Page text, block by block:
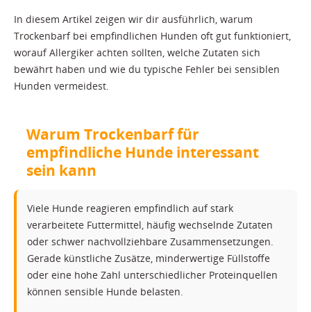
In diesem Artikel zeigen wir dir ausführlich, warum
Trockenbarf bei empfindlichen Hunden oft gut funktioniert,
worauf Allergiker achten sollten, welche Zutaten sich
bewährt haben und wie du typische Fehler bei sensiblen
Hunden vermeidest.
Warum Trockenbarf für
empfindliche Hunde interessant
sein kann
Viele Hunde reagieren empfindlich auf stark
verarbeitete Futtermittel, häufig wechselnde Zutaten
oder schwer nachvollziehbare Zusammensetzungen.
Gerade künstliche Zusätze, minderwertige Füllstoffe
oder eine hohe Zahl unterschiedlicher Proteinquellen
können sensible Hunde belasten.